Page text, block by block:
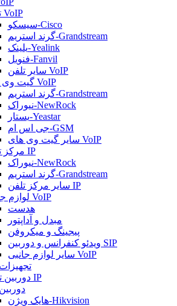
تلفن VoIP
سیسکو-Cisco
گرند استریم-Grandstream
یلینک-Yealink
فنویل-Fanvil
سایر تلفن VoIP
گیت وی های VoIP
گرند استریم-Grandstream
نیوراک-NewRock
یستار-Yeastar
جی اس ام-GSM
سایر گیت وی های VoIP
مرکز تلفن IP
نیوراک-NewRock
گرند استریم-Grandstream
سایر مرکز تلفن IP
لوازم جانبی VoIP
هدست
مبدل و آداپتور
پیجینگ و میکروفن
ویدئو کنفرانس و دوربین SIP
سایر لوازم جانبی VoIP
دوربین تحت شبکه IP
هایک ویژن-Hikvision